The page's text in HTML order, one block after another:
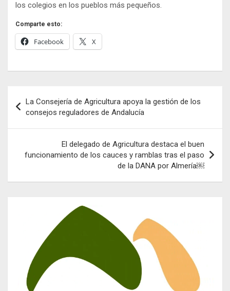
los colegios en los pueblos más pequeños.
Comparte esto:
Facebook X
de
entradas
La Consejería de Agricultura apoya la gestión de los
consejos reguladores de Andalucía
El delegado de Agricultura destaca el buen
funcionamiento de los cauces y ramblas tras el paso
de la DANA por Almería￼